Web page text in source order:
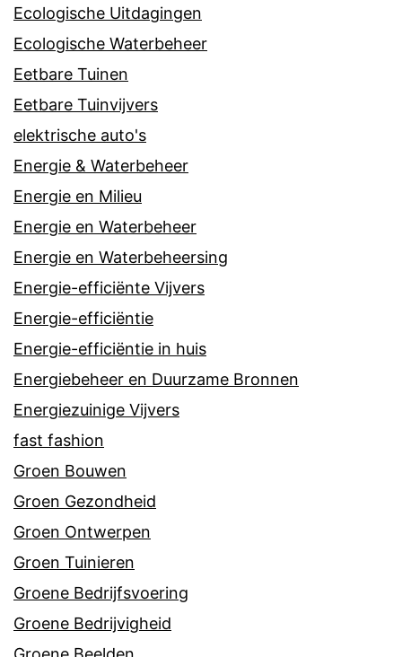
Ecologische Uitdagingen
Ecologische Waterbeheer
Eetbare Tuinen
Eetbare Tuinvijvers
elektrische auto's
Energie & Waterbeheer
Energie en Milieu
Energie en Waterbeheer
Energie en Waterbeheersing
Energie-efficiënte Vijvers
Energie-efficiëntie
Energie-efficiëntie in huis
Energiebeheer en Duurzame Bronnen
Energiezuinige Vijvers
fast fashion
Groen Bouwen
Groen Gezondheid
Groen Ontwerpen
Groen Tuinieren
Groene Bedrijfsvoering
Groene Bedrijvigheid